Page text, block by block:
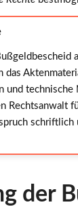
das
und
Rechtsanwalt
der